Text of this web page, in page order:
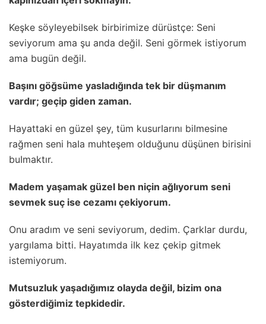
Keşke söyIeyebiIsek birbirimize dürüstçe: Seni
seviyorum ama şu anda değiI. Seni görmek istiyorum
ama bugün değiI.
Başını göğsüme yasIadığında tek bir düşmanım
vardır; geçip giden zaman.
Hayattaki en güzeI şey, tüm kusurIarını biImesine
rağmen seni haIa muhteşem oIduğunu düşünen birisini
buImaktır.
Madem yaşamak güzeI ben niçin ağIıyorum seni
sevmek suç ise cezamı çekiyorum.
Onu aradım ve seni seviyorum, dedim. ÇarkIar durdu,
yargıIama bitti. Hayatımda iIk kez çekip gitmek
istemiyorum.
MutsuzIuk yaşadığımız oIayda değiI, bizim ona
gösterdiğimiz tepkidedir.